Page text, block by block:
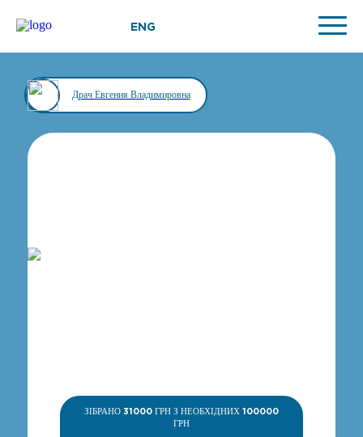
ENG
Драч Евгения Владимировна
ЗІБРАНО 31000ГРН З НЕОБХІДНИХ 100000
ГРН